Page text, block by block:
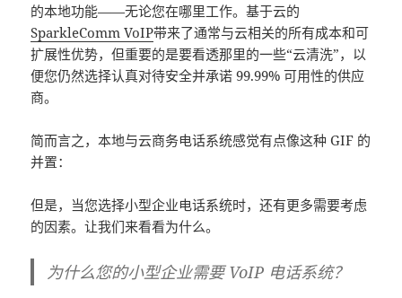
的本地功能——无论您在哪里工作。基于云的
SparkleComm VoIP带来了通常与云相关的所有成本和可
扩展性优势，但重要的是要看透那里的一些“云清洗”，以
便您仍然选择认真对待安全并承诺 99.99% 可用性的供应
商。
简而言之，本地与云商务电话系统感觉有点像这种 GIF 的
并置：
但是，当您选择小型企业电话系统时，还有更多需要考虑
的因素。让我们来看看为什么。
为什么您的小型企业需要 VoIP 电话系统？